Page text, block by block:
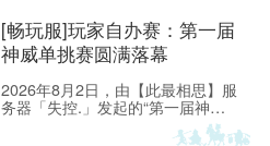
[畅玩服]玩家自办赛：第一届
神威单挑赛圆满落幕
2026年8月2日，由【此最相思】服
务器「失控.」发起的“第一届神威